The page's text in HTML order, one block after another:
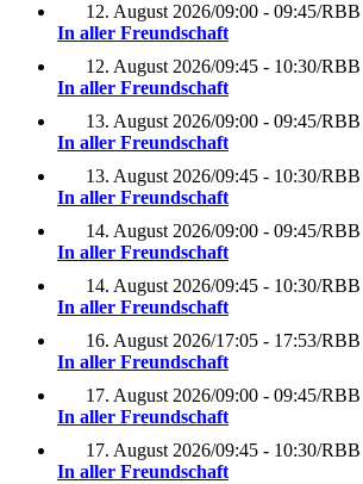
12. August 2026/09:00 - 09:45/RBB
In aller Freundschaft
12. August 2026/09:45 - 10:30/RBB
In aller Freundschaft
13. August 2026/09:00 - 09:45/RBB
In aller Freundschaft
13. August 2026/09:45 - 10:30/RBB
In aller Freundschaft
14. August 2026/09:00 - 09:45/RBB
In aller Freundschaft
14. August 2026/09:45 - 10:30/RBB
In aller Freundschaft
16. August 2026/17:05 - 17:53/RBB
In aller Freundschaft
17. August 2026/09:00 - 09:45/RBB
In aller Freundschaft
17. August 2026/09:45 - 10:30/RBB
In aller Freundschaft